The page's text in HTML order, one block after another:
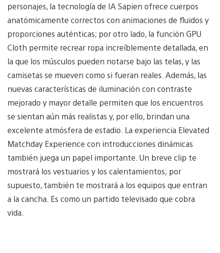
personajes, la tecnología de IA Sapien ofrece cuerpos
anatómicamente correctos con animaciones de fluidos y
proporciones auténticas; por otro lado, la función GPU
Cloth permite recrear ropa increíblemente detallada, en
la que los músculos pueden notarse bajo las telas, y las
camisetas se mueven como si fueran reales. Además, las
nuevas características de iluminación con contraste
mejorado y mayor detalle permiten que los encuentros
se sientan aún más realistas y, por ello, brindan una
excelente atmósfera de estadio. La experiencia Elevated
Matchday Experience con introducciones dinámicas
también juega un papel importante. Un breve clip te
mostrará los vestuarios y los calentamientos; por
supuesto, también te mostrará a los equipos que entran
a la cancha. Es como un partido televisado que cobra
vida.